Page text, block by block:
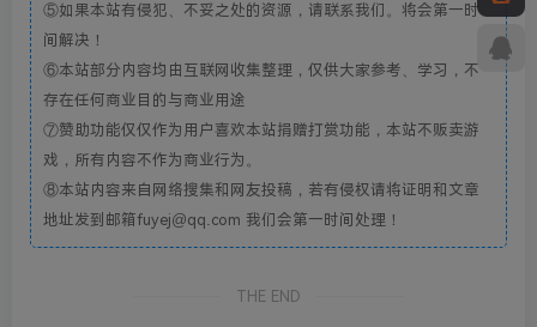
⑤如果本站有侵犯、不妥之处的资源，请联系我们。将会第一时
间解决！
⑥本站部分内容均由互联网收集整理，仅供大家参考、学习，不
存在任何商业目的与商业用途
⑦赞助功能仅仅作为用户喜欢本站捐赠打赏功能，本站不贩卖游
戏，所有内容不作为商业行为。
⑧本站内容来自网络搜集和网友投稿，若有侵权请将证明和文章
地址发到邮箱fuyej@qq.com 我们会第一时间处理！
THE END